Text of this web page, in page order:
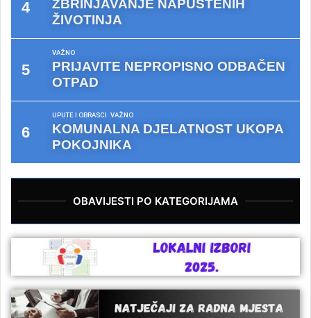
ZBRINJAVANJE NAPUŠTENIH
ŽIVOTINJA
VAŽNO
PRIJAVITE NEPROPISNO ODBAČEN
OTPAD
UPUTE I OBRASCI VAŽNO
KOMUNALNA DJELATNOST UKOPA
POKOJNIKA
OBAVIJESTI PO KATEGORIJAMA